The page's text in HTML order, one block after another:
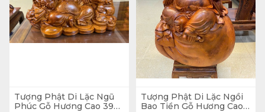
Tượng Phật Di Lặc Ngũ
Phúc Gỗ Hương Cao 39
Tượng Phật Di Lặc Ngồi
Bao Tiền Gỗ Hương Cao